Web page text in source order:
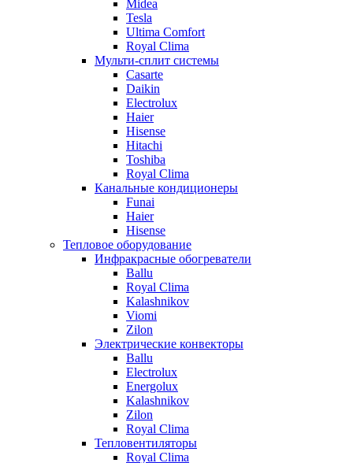
Midea
Tesla
Ultima Comfort
Royal Clima
Мульти-сплит системы
Casarte
Daikin
Electrolux
Haier
Hisense
Hitachi
Toshiba
Royal Clima
Канальные кондиционеры
Funai
Haier
Hisense
Тепловое оборудование
Инфракрасные обогреватели
Ballu
Royal Clima
Kalashnikov
Viomi
Zilon
Электрические конвекторы
Ballu
Electrolux
Energolux
Kalashnikov
Zilon
Royal Clima
Тепловентиляторы
Royal Clima